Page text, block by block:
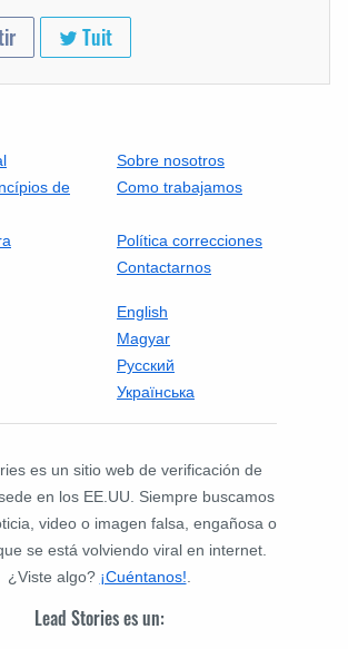
Tuit
Sobre nosotros
de
Como trabajamos
Política correcciones
Contactarnos
English
Magyar
Русский
Українська
es un sitio web de verificación de
en los EE.UU. Siempre buscamos
video o imagen falsa, engañosa o
se está volviendo viral en internet.
¿Viste algo? ¡Cuéntanos!.
Lead Stories es un: